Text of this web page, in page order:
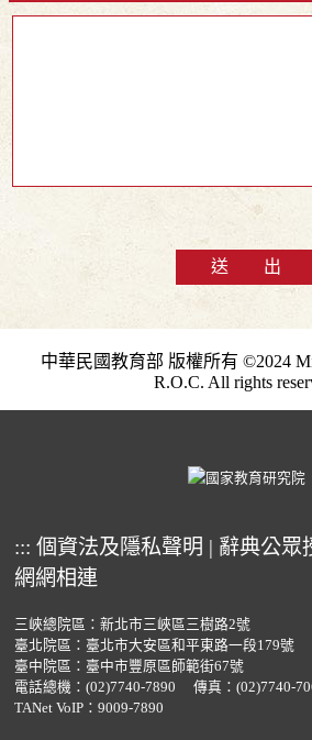
送 出
中華民國教育部 版權所有 ©2024
R.O.C. All rights
::: 個資法及隱私聲明 | 辭典公眾
網網相連
三峽總院區：新北市三峽區三樹路2號
臺北院區：臺北市大安區和平東路一段179號
臺中院區：臺中市豐原區師範街67號
電話總機： (02)7740-7890
傳真：(02)7740-
TANet VoIP：9009-7890